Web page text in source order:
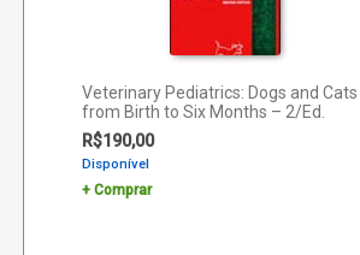
Veterinary Pediatrics: Dogs and Cats
from Birth to Six Months – 2/Ed.
R$190,00
Disponível
Comprar